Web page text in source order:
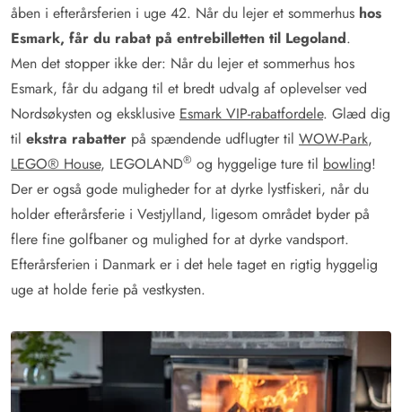
åben i efterårsferien i uge 42. Når du lejer et sommerhus hos
Esmark, får du rabat på entrebilletten til Legoland.
Men det stopper ikke der: Når du lejer et sommerhus hos
Esmark, får du adgang til et bredt udvalg af oplevelser ved
Nordsøkysten og eksklusive Esmark VIP-rabatfordele. Glæd dig
til ekstra rabatter på spændende udflugter til WOW-Park,
LEGO® House, LEGOLAND® og hyggelige ture til bowling!
Der er også gode muligheder for at dyrke lystfiskeri, når du
holder efterårsferie i Vestjylland, ligesom området byder på
flere fine golfbaner og mulighed for at dyrke vandsport.
Efterårsferien i Danmark er i det hele taget en rigtig hyggelig
uge at holde ferie på vestkysten.